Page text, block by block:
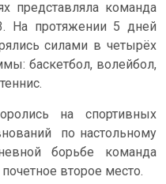
представляла команда
На протяжении 5 дней
силами в четырёх
баскетбол, волейбол,
на спортивных
по настольному
борьбе команда
второе место.